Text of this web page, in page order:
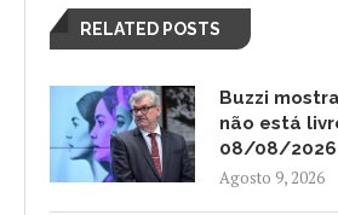
RELATED POSTS
Buzzi
não está
08/08/2026
Agosto 9, 2026